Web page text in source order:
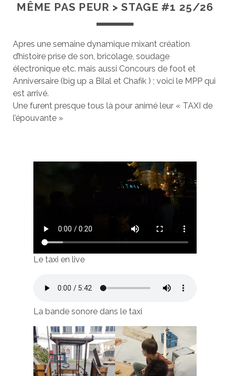
MÊME PAS PEUR > STAGE #1 25/26
Apres une semaine dynamique mixant création
d’histoire prise de son, bricolage, soudage
électronique etc. mais aussi Concours de foot et
Anniversaire (big up a Bilal et Chafik ) ; voici le MPP qui
est arrivé.
Une furent presque tous là pour animé leur « TAXI de
l’épouvante »
Le taxi en live
La bande sonore dans le taxi